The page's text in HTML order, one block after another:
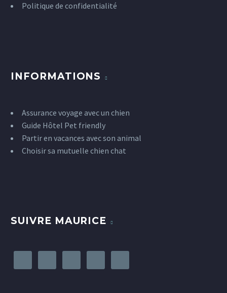
Politique de confidentialité
INFORMATIONS
Assurance voyage avec un chien
Guide Hôtel Pet friendly
Partir en vacances avec son animal
Choisir sa mutuelle chien chat
SUIVRE MAURICE